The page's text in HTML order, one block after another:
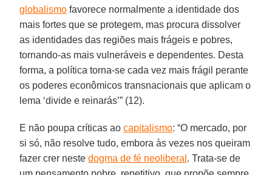
globalismo favorece normalmente a identidade dos
mais fortes que se protegem, mas procura dissolver
as identidades das regiões mais frágeis e pobres,
tornando-as mais vulneráveis e dependentes. Desta
forma, a política torna-se cada vez mais frágil perante
os poderes econômicos transnacionais que aplicam o
lema ‘divide e reinarás’” (12).
E não poupa críticas aocapitalismo: “O mercado, por
si só, não resolve tudo, embora às vezes nos queiram
fazer crer nestedogma de fé neoliberal . Trata-se de